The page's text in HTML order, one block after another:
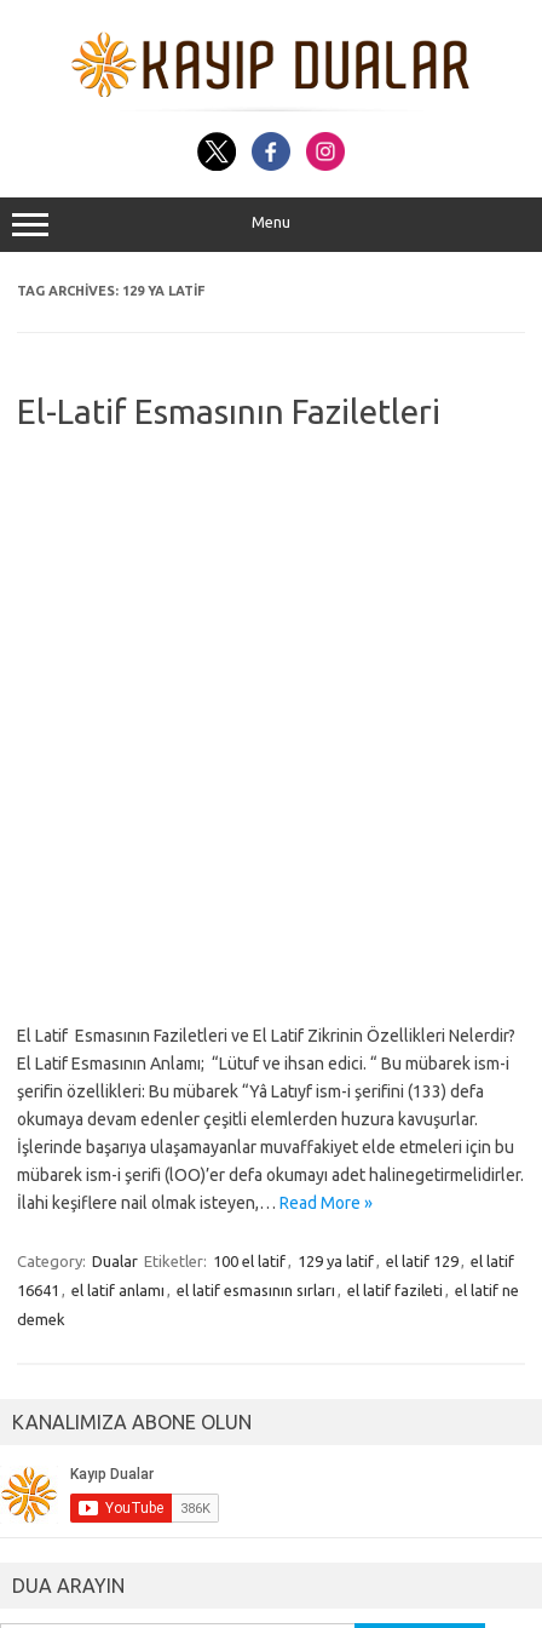
Menu
TAG ARCHIVES: 129 YA LATIF
El-Latif Esmasının Faziletleri
El Latif Esmasının Faziletleri ve El Latif Zikrinin Özellikleri Nelerdir?
El Latif Esmasının Anlamı; “Lütuf ve ihsan edici. “ Bu mübarek ism-i
şerifin özellikleri: Bu mübarek “Yâ Latıyf ism-i şerifini (133) defa
okumaya devam edenler çeşitli elemlerden huzura kavuşurlar.
İşlerinde başarıya ulaşamayanlar muvaffakiyet elde etmeleri için bu
mübarek ism-i şerifi (lOO)’er defa okumayı adet halinegetirmelidirler.
İlahi keşiflere nail olmak isteyen,… Read More »
Category: Dualar Etiketler: 100 el latif, 129 ya latif, el latif 129, el latif
16641 , el latif anlamı , el latif esmasının sırları , el latif fazileti , el latif ne
demek
KANALIMIZA ABONE OLUN
DUA ARAYIN